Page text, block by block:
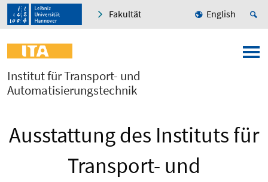
Fakultät English
Institut für Transport- und
Automatisierungstechnik
Ausstattung des Instituts für
Transport- und